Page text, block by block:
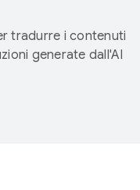
tradurre i contenuti
generate dall'AI